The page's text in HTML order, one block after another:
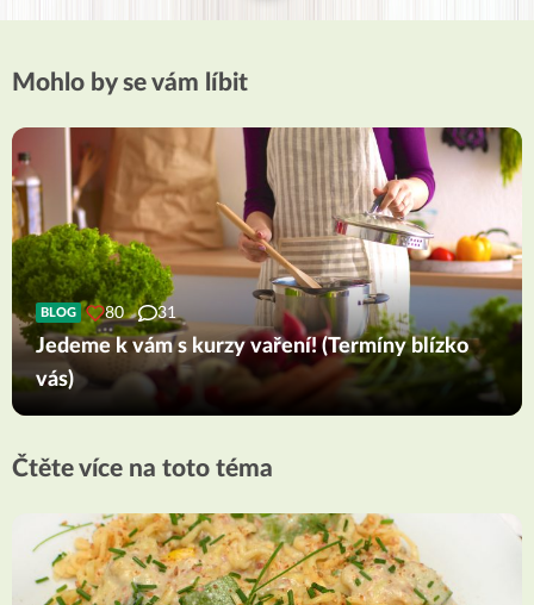
Mohlo by se vám líbit
BLOG 80 31
Jedeme k vám s kurzy vaření! (Termíny blízko
vás)
Čtěte více na toto téma